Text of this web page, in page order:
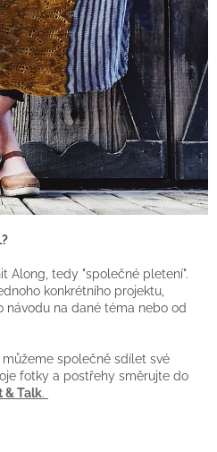
Along, tedy "společné pletení".
konkrétního projektu,
na dané téma nebo od
společně sdílet své
fotky a postřehy směrujte do
& Talk.